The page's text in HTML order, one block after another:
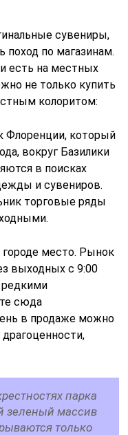
сувениры,
поход по магазинам.
есть на местных
не только купить
колоритом:
Флоренции, который
вокруг Базилики
в поисках
и сувениров.
торговые ряды
место. Рынок
выходных с 9:00
редкими
сюда
в продаже можно
парка
зеленый массив
только